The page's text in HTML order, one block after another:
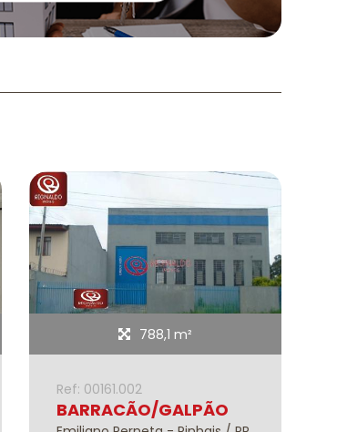
788,1 m²
Ref: 00161.002
BARRACÃO/GALPÃO